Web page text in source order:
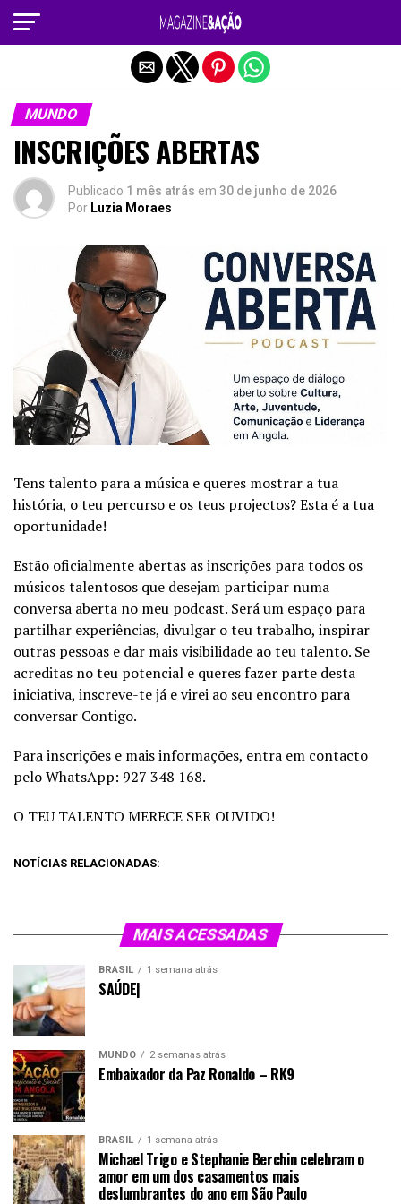
MUNDO
INSCRIÇÕES ABERTAS
Publicado 1 mês atrás em 30 de junho de 2026
Por Luzia Moraes
Tens talento para a música e queres mostrar a tua
história, o teu percurso e os teus projectos? Esta é a tua
oportunidade!
Estão oficialmente abertas as inscrições para todos os
músicos talentosos que desejam participar numa
conversa aberta no meu podcast. Será um espaço para
partilhar experiências, divulgar o teu trabalho, inspirar
outras pessoas e dar mais visibilidade ao teu talento. Se
acreditas no teu potencial e queres fazer parte desta
iniciativa, inscreve-te já e virei ao seu encontro para
conversar Contigo.
Para inscrições e mais informações, entra em contacto
pelo WhatsApp: 927 348 168.
O TEU TALENTO MERECE SER OUVIDO!
NOTÍCIAS RELACIONADAS:
MAIS ACESSADAS
BRASIL 1 semana atrás
SAÚDE|
MUNDO 2 semanas atrás
Embaixador da Paz Ronaldo – RK9
BRASIL 1 semana atrás
Michael Trigo e Stephanie Berchin celebram o
amor em um dos casamentos mais
deslumbrantes do ano em São Paulo
Sair da versão mobile